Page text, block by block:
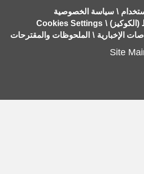
سياسة الخصوصية
Cookies Settings
الإخبارية الملحوظات والمقترحات
Site